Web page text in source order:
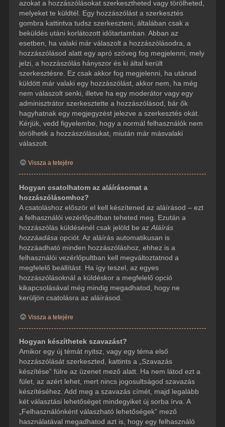
azokat a hozzászólásokat szerkesztheted vagy törölheted,
melyeket te küldtél. Egy hozzászólást a szerkesztés
gombra kattintva tudsz szerkeszteni, általában csak a
beküldés utáni korlátozott időtartamban. Abban az
esetben, ha valaki már válaszolt a hozzászólásodra, a
hozzászólásod alatt egy apró szöveg fog megjelenni, mely
jelzi, a hozzászólás hányszor és ki által került
szerkesztésre. Ez csak akkor fog megjelenni, ha utánad
küldött már valaki egy hozzászólást, akkor nem, ha még
nem válaszolt senki, illetve ha egy moderátor vagy egy
adminisztrátor szerkesztette a hozzászólásod, bár ők
hagyhatnak egy megjegyzést jelezve a szerkesztés okát.
Kérjük, vedd figyelembe, hogy a normál felhasználók nem
törölhetik a hozzászólásukat, miután már másvalaki
válaszolt.
Vissza a tetejére
Hogyan csatolhatom az aláírásomat a
hozzászólásomhoz?
A csatoláshoz először el kell készítened az aláírásod – ezt
a felhasználói vezérlőpultban teheted meg. Ezután a
hozzászólás küldésénél csak jelöld be az Aláírás
hozzáadása opciót. Az aláírás automatikusan is
hozzáadható minden hozzászóláshoz, ehhez is a
felhasználói vezérlőpultban kell megváltoztatnod a
megfelelő beállítást. Ha így teszel, az egyes
hozzászólásoknál a küldéskor a megfelelő opció
kikapcsolásával még mindig megadhatod, hogy ne
kerüljön csatolásra az aláírásod.
Vissza a tetejére
Hogyan készíthetek szavazást?
Amikor egy új témát nyitsz, vagy egy téma első
hozzászólását szerkeszted, kattints a „Szavazás
készítése” fülre az üzenet mező alatt. Ha nem látod ezt a
fület, az azért lehet, mert nincs jogosultságod szavazás
készítéséhez. Add meg a szavazás címét, majd legalább
két választási lehetőséget mindegyiket új sorba írva. A
„Felhasználónként válaszható lehetőségek” mező
használatával megadhatod azt is, hogy egy felhasználó